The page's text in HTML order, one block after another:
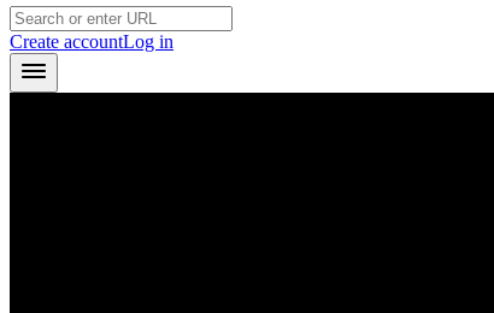
Create accountLog in